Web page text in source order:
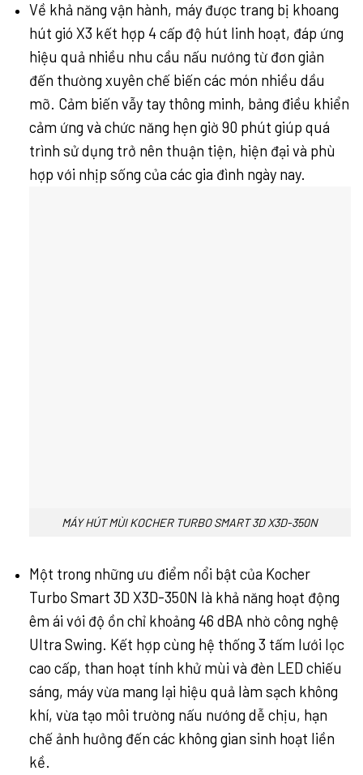
Về khả năng vận hành, máy được trang bị khoang
hút gió X3 kết hợp 4 cấp độ hút linh hoạt, đáp ứng
hiệu quả nhiều nhu cầu nấu nướng từ đơn giản
đến thường xuyên chế biến các món nhiều dầu
mỡ. Cảm biến vẫy tay thông minh, bảng điều khiển
cảm ứng và chức năng hẹn giờ 90 phút giúp quá
trình sử dụng trở nên thuận tiện, hiện đại và phù
hợp với nhịp sống của các gia đình ngày nay.
MÁY HÚT MÙI KOCHER TURBO SMART 3D X3D-350N
Một trong những ưu điểm nổi bật của Kocher
Turbo Smart 3D X3D-350N là khả năng hoạt động
êm ái với độ ồn chỉ khoảng 46 dBA nhờ công nghệ
Ultra Swing. Kết hợp cùng hệ thống 3 tấm lưới lọc
cao cấp, than hoạt tính khử mùi và đèn LED chiếu
sáng, máy vừa mang lại hiệu quả làm sạch không
khí, vừa tạo môi trường nấu nướng dễ chịu, hạn
chế ảnh hưởng đến các không gian sinh hoạt liền
kề.